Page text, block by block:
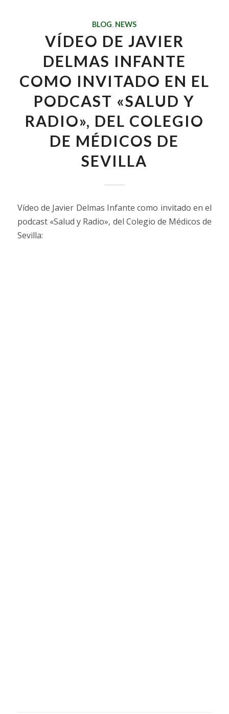
BLOG, NEWS
VÍDEO DE JAVIER
DELMAS INFANTE
COMO INVITADO EN EL
PODCAST «SALUD Y
RADIO», DEL COLEGIO
DE MÉDICOS DE
SEVILLA
Vídeo de Javier Delmas Infante como invitado en el
podcast «Salud y Radio», del Colegio de Médicos de
Sevilla: